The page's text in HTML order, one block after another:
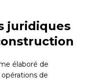
juridiques
élaboré de
opérations de